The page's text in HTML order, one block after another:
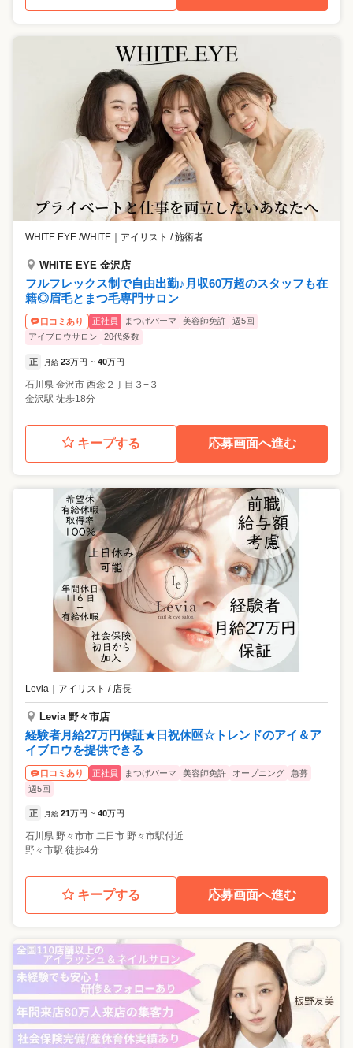
WHITE EYE /WHITE アイリスト / 施術者
WHITE EYE 金沢店
フルフレックス制で自由出勤♪月収60万超のスタッフも在
籍◎眉毛とまつ毛専門サロン
口コミあり 正社員 まつげパーマ 美容師免許
週5回
アイブロウサロン
20代多数
正 月給 23万円 ~ 40万円
石川県 金沢市 西念２丁目３−３
金沢駅 徒歩18分
キープする 応募画面へ進む
Levia アイリスト / 店長
Levia 野々市店
経験者月給27万円保証★日祝休🆗☆トレンドのアイ＆ア
イブロウを提供できる
口コミあり 正社員 まつげパーマ 美容師免許 オープニング
急募
週5回
正 月給 21万円 ~ 40万円
石川県 野々市市 二日市 野々市駅付近
野々市駅 徒歩4分
キープする 応募画面へ進む